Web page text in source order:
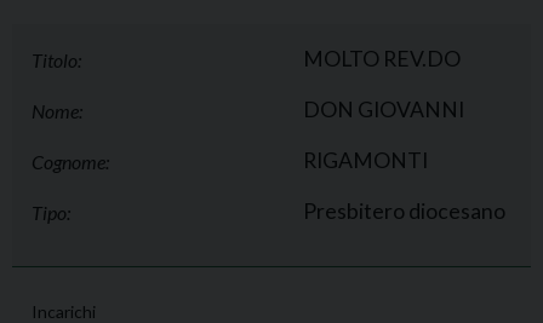
Titolo: MOLTO REV.DO
Nome: DON GIOVANNI
Cognome: RIGAMONTI
Tipo: Presbitero diocesano
Incarichi